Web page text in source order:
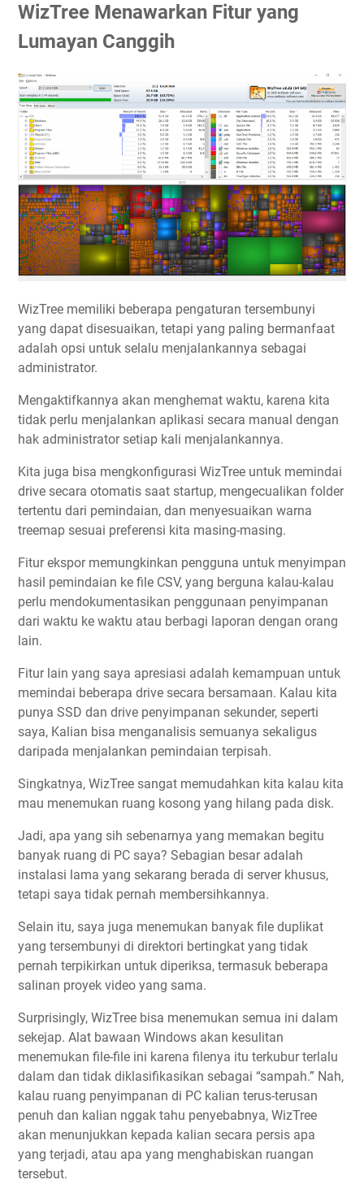
WizTree Menawarkan Fitur yang
Lumayan Canggih
WizTree memiliki beberapa pengaturan tersembunyi
yang dapat disesuaikan, tetapi yang paling bermanfaat
adalah opsi untuk selalu menjalankannya sebagai
administrator.
Mengaktifkannya akan menghemat waktu, karena kita
tidak perlu menjalankan aplikasi secara manual dengan
hak administrator setiap kali menjalankannya.
Kita juga bisa mengkonfigurasi WizTree untuk memindai
drive secara otomatis saat startup, mengecualikan folder
tertentu dari pemindaian, dan menyesuaikan warna
treemap sesuai preferensi kita masing-masing.
Fitur ekspor memungkinkan pengguna untuk menyimpan
hasil pemindaian ke file CSV, yang berguna kalau-kalau
perlu mendokumentasikan penggunaan penyimpanan
dari waktu ke waktu atau berbagi laporan dengan orang
lain.
Fitur lain yang saya apresiasi adalah kemampuan untuk
memindai beberapa drive secara bersamaan. Kalau kita
punya SSD dan drive penyimpanan sekunder, seperti
saya, Kalian bisa menganalisis semuanya sekaligus
daripada menjalankan pemindaian terpisah.
Singkatnya, WizTree sangat memudahkan kita kalau kita
mau menemukan ruang kosong yang hilang pada disk.
Jadi, apa yang sih sebenarnya yang memakan begitu
banyak ruang di PC saya? Sebagian besar adalah
instalasi lama yang sekarang berada di server khusus,
tetapi saya tidak pernah membersihkannya.
Selain itu, saya juga menemukan banyak file duplikat
yang tersembunyi di direktori bertingkat yang tidak
pernah terpikirkan untuk diperiksa, termasuk beberapa
salinan proyek video yang sama.
Surprisingly, WizTree bisa menemukan semua ini dalam
sekejap. Alat bawaan Windows akan kesulitan
menemukan file-file ini karena filenya itu terkubur terlalu
dalam dan tidak diklasifikasikan sebagai “sampah.” Nah,
kalau ruang penyimpanan di PC kalian terus-terusan
penuh dan kalian nggak tahu penyebabnya, WizTree
akan menunjukkan kepada kalian secara persis apa
yang terjadi, atau apa yang menghabiskan ruangan
tersebut.